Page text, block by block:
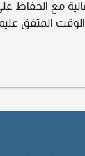
مع الحفاظ
المتفق